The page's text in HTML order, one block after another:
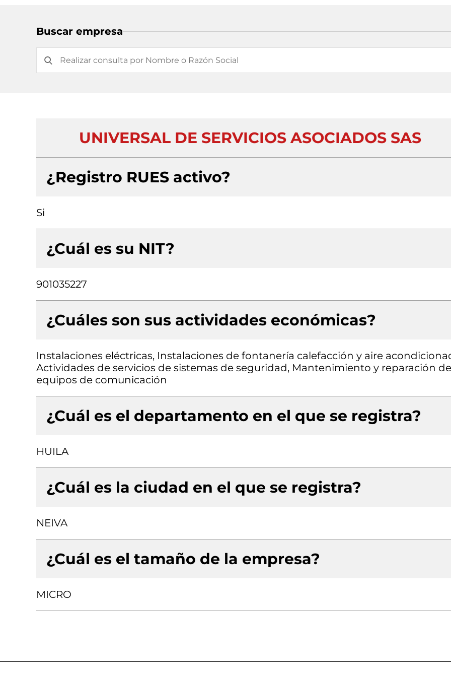
Buscar empresa
UNIVERSAL DE SERVICIOS ASOCIADOS SAS
¿Registro RUES activo?
Si
¿Cuál es su NIT?
901035227
¿Cuáles son sus actividades económicas?
Instalaciones eléctricas, Instalaciones de fontanería calefacción y aire
Actividades de servicios de sistemas de seguridad, Mantenimiento y reparación de
equipos de comunicación
¿Cuál es el departamento en el que se registra?
HUILA
¿Cuál es la ciudad en el que se registra?
NEIVA
¿Cuál es el tamaño de la empresa?
MICRO